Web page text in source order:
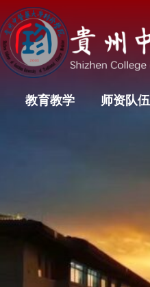
教育教学 师资队伍